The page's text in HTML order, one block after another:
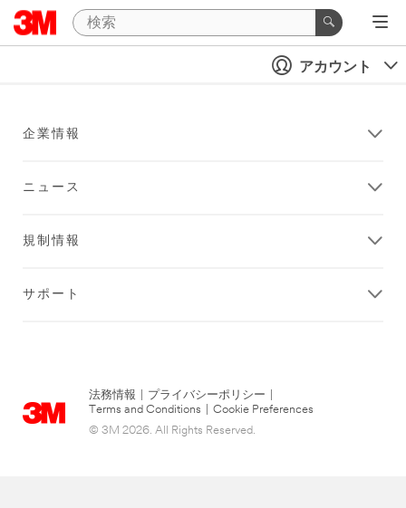
アカウント
企業情報
ニュース
規制情報
サポート
法務情報 プライバシーポリシー
Terms and Conditions
Cookie Preferences
© 3M 2026. All Rights Reserved.